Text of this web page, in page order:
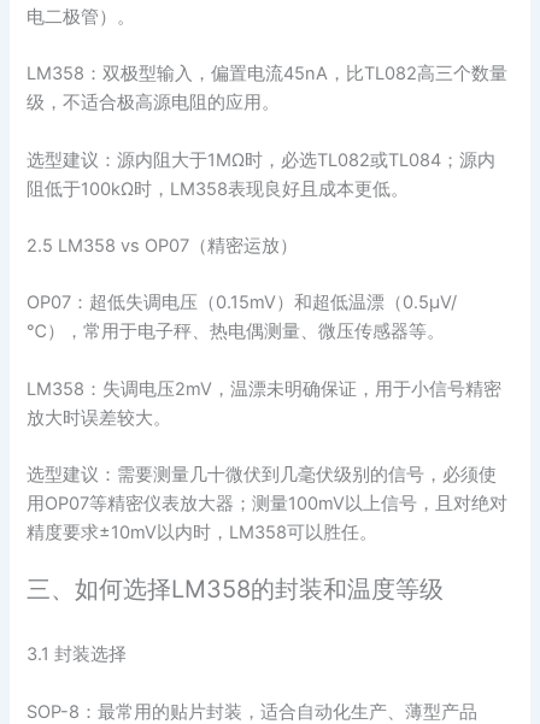
电二极管）。
LM358：双极型输入，偏置电流45nA，比TL082高三个数量
级，不适合极高源电阻的应用。
选型建议：源内阻大于1MΩ时，必选TL082或TL084；源内
阻低于100kΩ时，LM358表现良好且成本更低。
2.5 LM358 vs OP07（精密运放）
OP07：超低失调电压（0.15mV）和超低温漂（0.5μV/
℃），常用于电子秤、热电偶测量、微压传感器等。
LM358：失调电压2mV，温漂未明确保证，用于小信号精密
放大时误差较大。
选型建议：需要测量几十微伏到几毫伏级别的信号，必须使
用OP07等精密仪表放大器；测量100mV以上信号，且对绝对
精度要求±10mV以内时，LM358可以胜任。
三、如何选择LM358的封装和温度等级
3.1 封装选择
SOP-8：最常用的贴片封装，适合自动化生产、薄型产品